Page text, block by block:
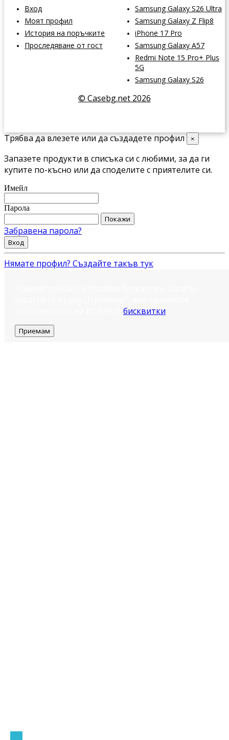
Вход
Моят профил
История на поръчките
Проследяване от гост
Samsung Galaxy S26 Ultra
Samsung Galaxy Z Flip8
iPhone 17 Pro
Samsung Galaxy A57
Redmi Note 15 Pro+ Plus
5G
Samsung Galaxy S26
© Casebg.net 2026
Трябва да влезете или да създадете профил ×
Запазете продукти в списъка си с любими, за да ги
купите по-късно или да споделите с приятелите си.
Имейл
Парола
Покажи
Забравена парола?
Вход
Нямате профил? Създайте такъв тук
бисквитки
Приемам